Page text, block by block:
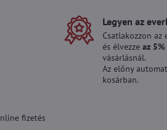
Legyen az
Csatlakozzon az
és élvezzeaz
vásárlásnál.
Az előny
kosárban.
fizetés